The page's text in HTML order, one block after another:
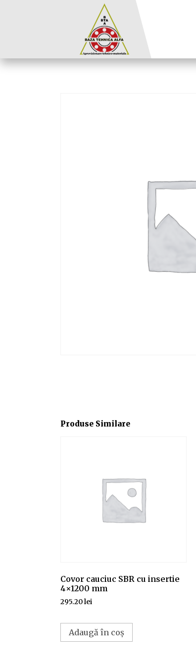
Produse Similare
Covor cauciuc SBR cu insertie
4×1200 mm
295.20lei
Adaugă în coș